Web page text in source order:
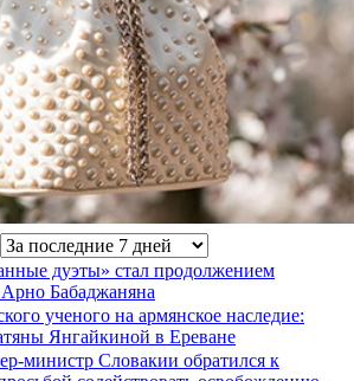
дуэты» стал продолжением
Бабаджаняна
ученого на армянское наследие:
Янгайкиной в Ереване
министр Словакии обратился к